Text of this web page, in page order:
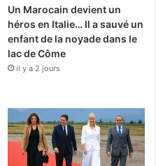
Un Marocain devient un
héros en Italie… Il a sauvé un
enfant de la noyade dans le
lac de Côme
il y a 2 jours